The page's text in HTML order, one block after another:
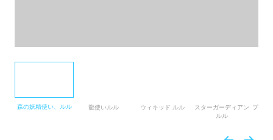
森の妖精使い、ルル 龍使いルル ウィキッド ルル
スターガーディアン
ルル
プール